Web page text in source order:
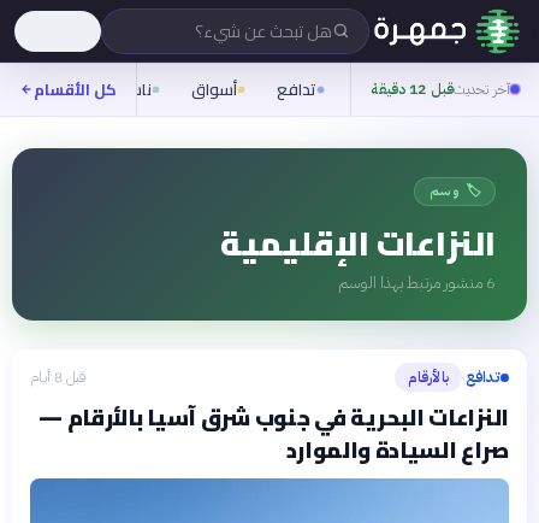
هل تبحث عن شيء؟
آخر تحديثقبل 12 دقيقة تدافع أسواق ناس روح
كل الأقسام
🏷️ وسم
النزاعات الإقليمية
6 منشور مرتبط بهذا الوسم
تدافع› بالأرقام قبل 8 أيام
النزاعات البحرية في جنوب شرق آسيا بالأرقام —
صراع السيادة والموارد